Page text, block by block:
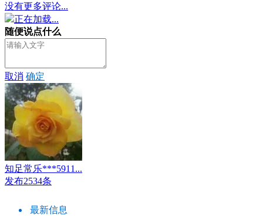
没有更多评论...
正在加载...
随便说点什么
取消 确定
知足常乐***5911...
发布2534条
最新信息